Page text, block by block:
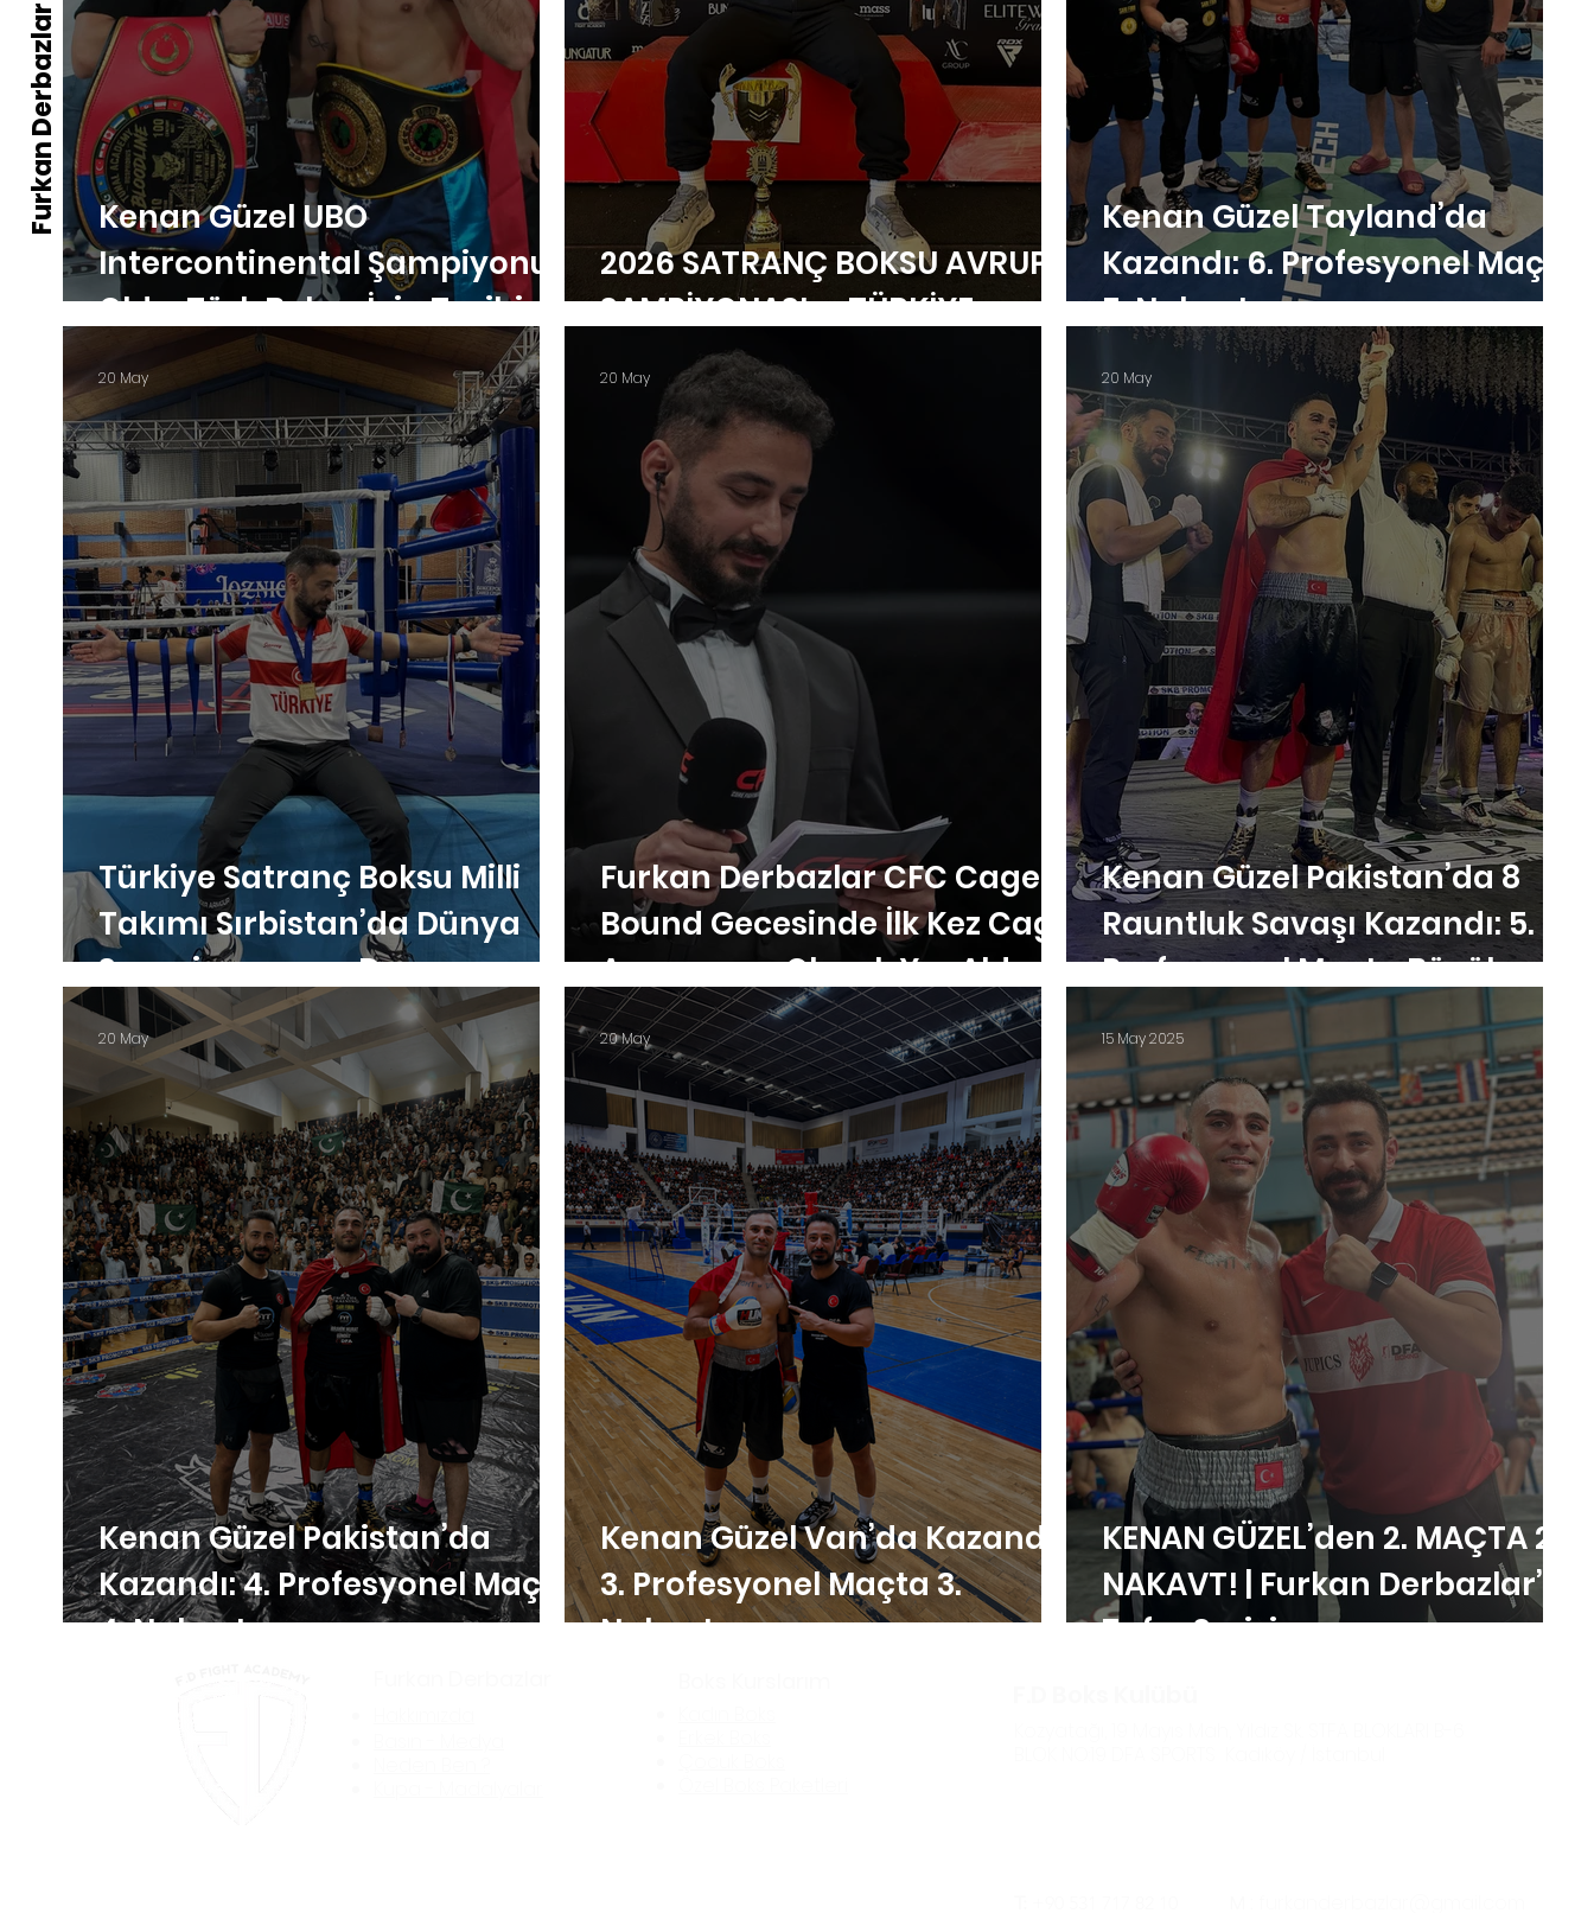
Furkan Derbazlar
Kenan Güzel UBO
Intercontinental Şampiyonu
Oldu: Türk Boksu İçin Tarihi
Gece
2026 SATRANÇ BOKSU AVRUPA
ŞAMPİYONASI — TÜRKİYE
Kenan Güzel Tayland’da
Kazandı: 6. Profesyonel Maçta
5. Nakavt
Türkiye Satranç Boksu Milli
Takımı Sırbistan’da Dünya
Şampiyonasına Damga
Vurdu
20 May
Furkan Derbazlar CFC Cage
Bound Gecesinde İlk Kez Cage
Announcer Olarak Yer Aldı
20 May
Kenan Güzel Pakistan’da 8
Rauntluk Savaşı Kazandı: 5.
Profesyonel Maçta Büyük
Tecrübe
20 May
Kenan Güzel Pakistan’da
Kazandı: 4. Profesyonel Maçta
4. Nakavt
20 May
Kenan Güzel Van’da Kazandı:
3. Profesyonel Maçta 3.
Nakavt
20 May
KENAN GÜZEL’den 2. MAÇTA 2.
NAKAVT! | Furkan Derbazlar’la
Zafer Serisi
15 May 2025